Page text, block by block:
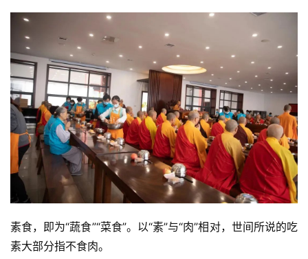
素食，即为“蔬食”“菜食”。以“素”与“肉”相对，世间所说的吃
素大部分指不食肉。